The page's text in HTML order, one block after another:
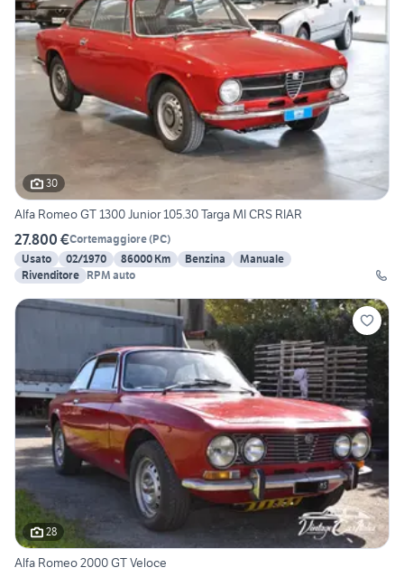
30
Alfa Romeo GT 1300 Junior 105.30 Targa MI CRS RIAR
27.800 €Cortemaggiore(PC)
Usato
02/1970 86000 Km Benzina
Manuale
Rivenditore RPM auto
28
Alfa Romeo 2000 GT Veloce